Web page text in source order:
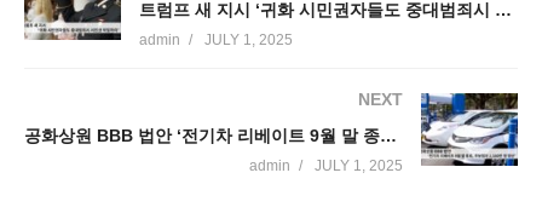
트럼프 새 지시 ‘귀화 시민권자들도 중대범죄시 시민권 박탈하라’
admin JULY 1, 2025
NEXT
공화상원 BBB 법안 ‘전기차 리베이트 9월 말 종료, 무보험자 1,180만 명 양산’
admin JULY 1, 2025